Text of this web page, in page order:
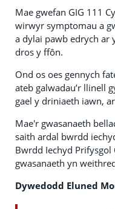
Mae gwefan GIG 111
wirwyr symptomau a
a dylai pawb edrych ar
dros y ffôn.
Ond os oes gennych
ateb galwadau’r llinell
gael y driniaeth iawn,
Mae'r gwasanaeth
saith ardal bwrdd
Bwrdd Iechyd Prifysgol
gwasanaeth yn
Dywedodd Eluned